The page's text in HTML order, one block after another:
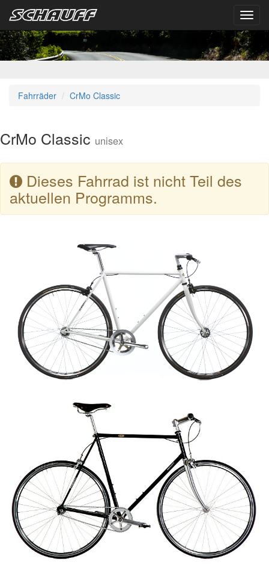
Fahrräder CrMo Classic
CrMo Classic unisex
Dieses Fahrrad ist nicht Teil des
aktuellen Programms.